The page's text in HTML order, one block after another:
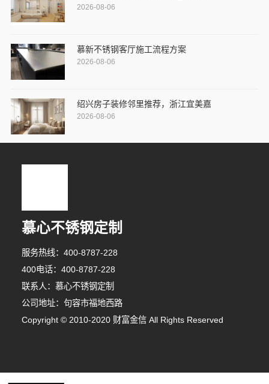
2026-08-06
慕新不锈钢客厅施工流程方案
2026-08-06
绍兴房子装修邻里推荐，浙江宜美嘉
2026-08-06
慕心不锈钢定制
服务热线：400-8787-228
400电话：400-8787-228
联系人：慕心不锈钢定制
公司地址：句容市福地西路
Copyright © 2010-2020 财富金信 All Rights Reserved